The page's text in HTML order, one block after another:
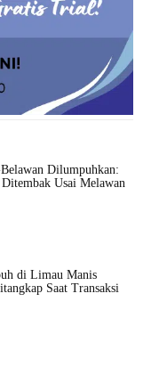
Dilumpuhkan:
Usai Melawan
di Limau Manis
Saat Transaksi